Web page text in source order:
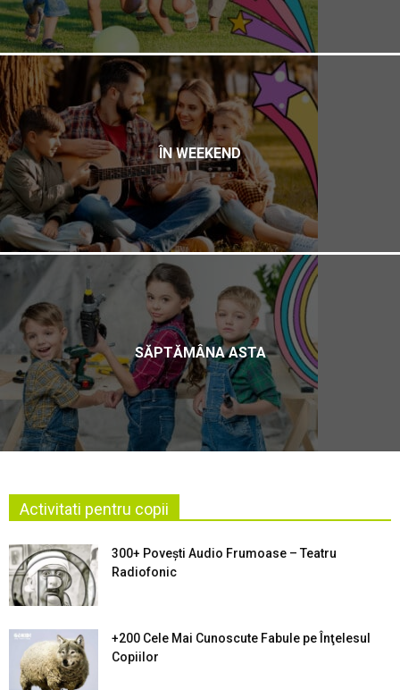
ÎN WEEKEND
SĂPTĂMÂNA ASTA
Activitati pentru copii
300+ Povești Audio Frumoase – Teatru
Radiofonic
+200 Cele Mai Cunoscute Fabule pe Înţelesul
Copiilor